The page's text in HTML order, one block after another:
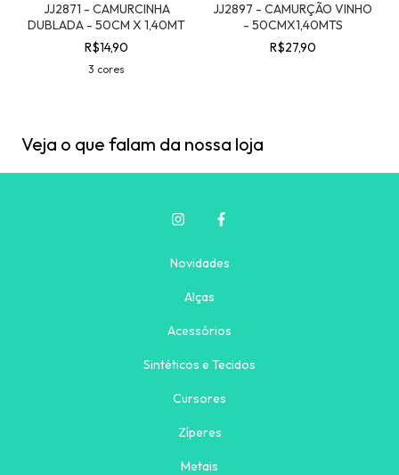
JJ2871 - CAMURCINHA
DUBLADA - 50CM X 1,40MT
R$14,90
3 cores
JJ2897 - CAMURÇÃO VINHO
- 50CMX1,40MTS
R$27,90
Veja o que falam da nossa loja
Novidades
Alças
Acessórios
Sintéticos e Tecidos
Cursores
Zíperes
Metais